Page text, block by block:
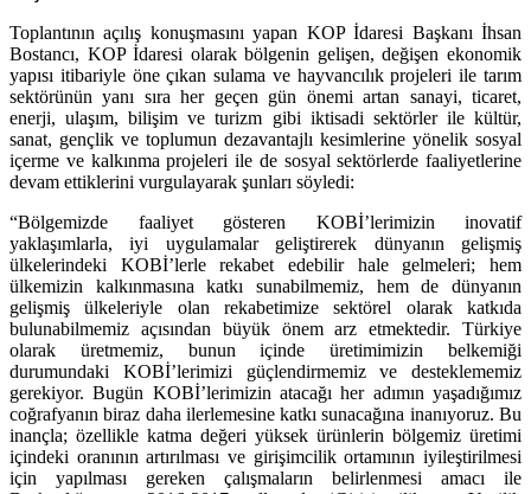
Toplantının açılış konuşmasını yapan KOP İdaresi Başkanı İhsan
Bostancı, KOP İdaresi olarak bölgenin gelişen, değişen ekonomik
yapısı itibariyle öne çıkan sulama ve hayvancılık projeleri ile tarım
sektörünün yanı sıra her geçen gün önemi artan sanayi, ticaret,
enerji, ulaşım, bilişim ve turizm gibi iktisadi sektörler ile kültür,
sanat, gençlik ve toplumun dezavantajlı kesimlerine yönelik sosyal
içerme ve kalkınma projeleri ile de sosyal sektörlerde faaliyetlerine
devam ettiklerini vurgulayarak şunları söyledi:
“Bölgemizde faaliyet gösteren KOBİ’lerimizin inovatif
yaklaşımlarla, iyi uygulamalar geliştirerek dünyanın gelişmiş
ülkelerindeki KOBİ’lerle rekabet edebilir hale gelmeleri; hem
ülkemizin kalkınmasına katkı sunabilmemiz, hem de dünyanın
gelişmiş ülkeleriyle olan rekabetimize sektörel olarak katkıda
bulunabilmemiz açısından büyük önem arz etmektedir. Türkiye
olarak üretmemiz, bunun içinde üretimimizin belkemiği
durumundaki KOBİ’lerimizi güçlendirmemiz ve desteklememiz
gerekiyor. Bugün KOBİ’lerimizin atacağı her adımın yaşadığımız
coğrafyanın biraz daha ilerlemesine katkı sunacağına inanıyoruz. Bu
inançla; özellikle katma değeri yüksek ürünlerin bölgemiz üretimi
içindeki oranının artırılması ve girişimcilik ortamının iyileştirilmesi
için yapılması gereken çalışmaların belirlenmesi amacı ile